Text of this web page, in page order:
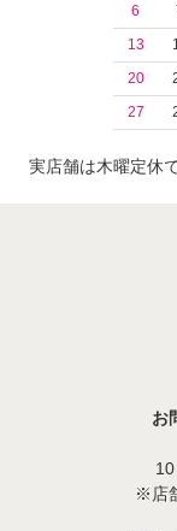
6
13
20
27
実店舗は木曜定休
お
※店